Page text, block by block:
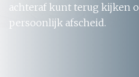
achteraf kunt terug kijken
persoonlijk afscheid.